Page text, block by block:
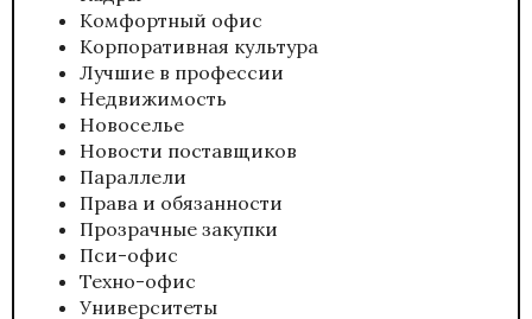
Комфортный офис
Корпоративная культура
Лучшие в профессии
Недвижимость
Новоселье
Новости поставщиков
Параллели
Права и обязанности
Прозрачные закупки
Пси-офис
Техно-офис
Университеты